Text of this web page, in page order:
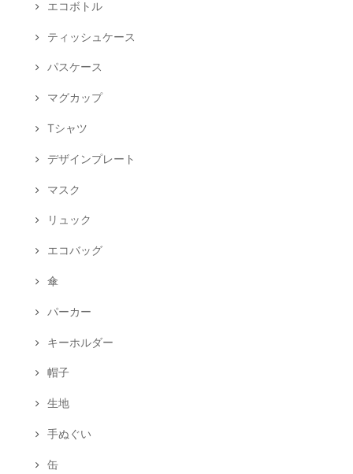
エコボトル
ティッシュケース
パスケース
マグカップ
Tシャツ
デザインプレート
マスク
リュック
エコバッグ
傘
パーカー
キーホルダー
帽子
生地
手ぬぐい
缶